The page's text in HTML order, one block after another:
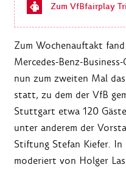
Zum VfBfairplay
Zum Wochenauftakt
Mercedes-Benz-
nun zum zweiten Mal
statt, zu dem der VfB
Stuttgart etwa 120
unter anderem der
Stiftung Stefan Kiefer. In
moderiert von Holger